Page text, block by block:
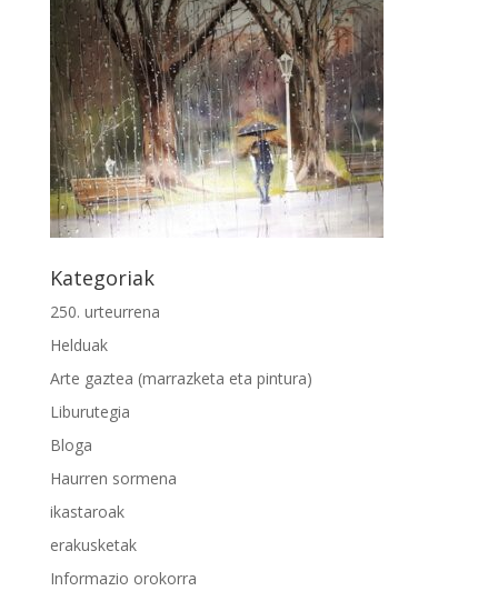
Kategoriak
250. urteurrena
Helduak
Arte gaztea (marrazketa eta pintura)
Liburutegia
Bloga
Haurren sormena
ikastaroak
erakusketak
Informazio orokorra